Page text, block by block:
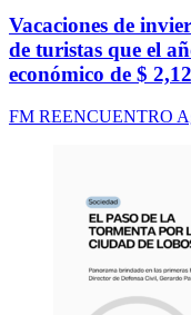
Vacaciones de
de turistas que el
económico de $
FM REENCUENTRO